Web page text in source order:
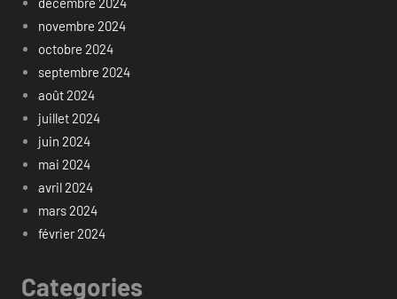
novembre 2024
octobre 2024
septembre 2024
août 2024
juillet 2024
juin 2024
mai 2024
avril 2024
mars 2024
février 2024
Categories